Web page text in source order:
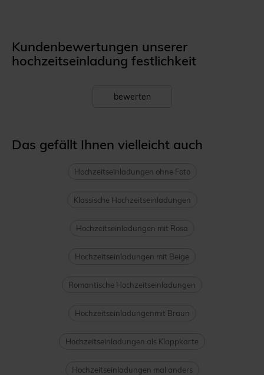
Kundenbewertungen unserer
hochzeitseinladung festlichkeit
bewerten
Das gefällt Ihnen vielleicht auch
Hochzeitseinladungen ohne Foto
Klassische Hochzeitseinladungen
Hochzeitseinladungen mit Rosa
Hochzeitseinladungen mit Beige
Romantische Hochzeitseinladungen
Hochzeitseinladungenmit Braun
Hochzeitseinladungen als Klappkarte
Hochzeitseinladungen mal anders